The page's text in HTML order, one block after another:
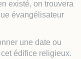
existé, on trouvera
évangélisateur
une date ou
édifice religieux.